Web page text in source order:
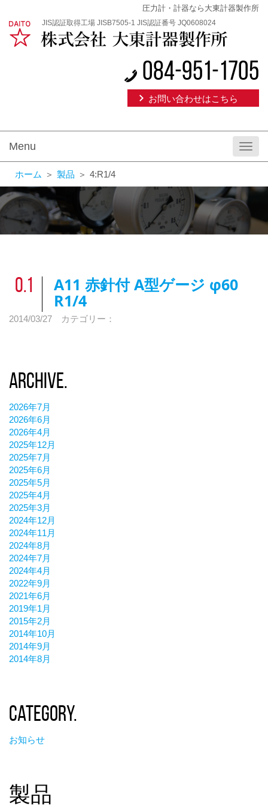
圧力計・計器なら大東計器製作所
JIS認証取得工場 JISB7505-1 JIS認証番号 JQ0608024
084-951-1705
お問い合わせはこちら
Menu
ホーム ＞ 製品 ＞ 4:R1/4
0.1
0.2
0.4
0.5
0.6
0.7
0.8
0.9
0.1
A11 赤針付 A型ゲージ φ60
R1/4
2014/03/27 カテゴリー：
Archive.
2026年7月
2026年6月
2026年4月
2025年12月
2025年7月
2025年6月
2025年5月
2025年4月
2025年3月
2024年12月
2024年11月
2024年8月
2024年7月
2024年4月
2022年9月
2021年6月
2019年1月
2015年2月
2014年10月
2014年9月
2014年8月
Category.
お知らせ
製品